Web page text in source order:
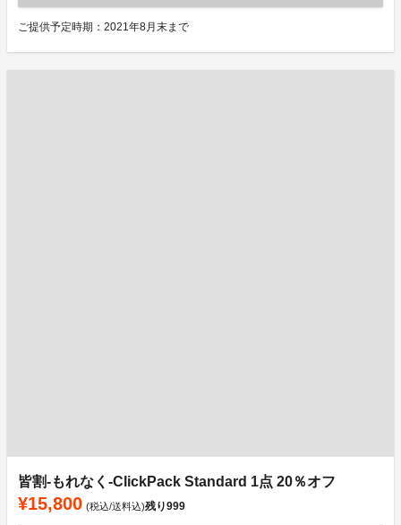
ご提供予定時期：2021年8月末まで
皆割-もれなく-ClickPack Standard 1点 20％オフ
¥15,800 (税込/送料込)残り999